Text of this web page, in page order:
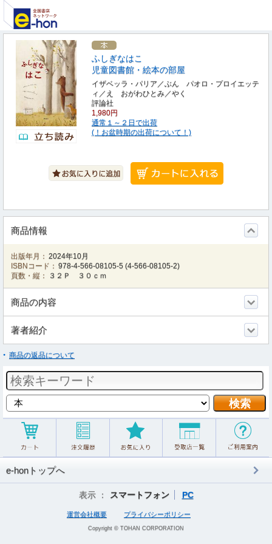
ふしぎなはこ
児童図書館・絵本の部屋
イザベッラ・パリア／ぶん パオロ・プロイエッテ
ィ／え おがわひとみ／やく
評論社
1,980円
通常１～２日で出荷
(！お盆時期の出荷について！)
商品情報
出版年月： 2024年10月
ISBNコード： 978-4-566-08105-5 (4-566-08105-2)
頁数・縦：
３２Ｐ ３０ｃｍ
商品の内容
著者紹介
商品の返品について
e-honトップへ
表示 ： スマートフォン PC
運営会社概要 プライバシーポリシー
Copyright © TOHAN CORPORATION